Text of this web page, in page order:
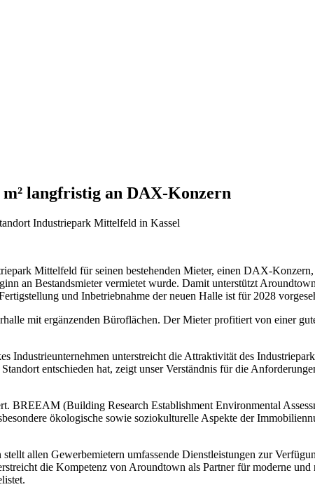
langfristig an DAX-Konzern
Industriepark Mittelfeld in Kassel
Mittelfeld für seinen bestehenden Mieter, einen DAX-
an Bestandsmieter vermietet wurde. Damit unterstützt
und Inbetriebnahme der neuen Halle ist für 2028
mit ergänzenden Büroflächen. Der Mieter profitiert von einer
Industrieunternehmen unterstreicht die Attraktivität des
entschieden hat, zeigt unser Verständnis für die
BREEAM (Building Research Establishment Environmental
ökologische sowie soziokulturelle Aspekte der
allen Gewerbemietern umfassende Dienstleistungen zur
die Kompetenz von Aroundtown als Partner für moderne